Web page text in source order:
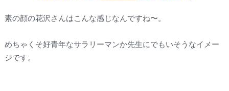
素の顔の花沢さんはこんな感じなんですね〜。
めちゃくそ好青年なサラリーマンか先生にでもいそうなイメー
ジです。